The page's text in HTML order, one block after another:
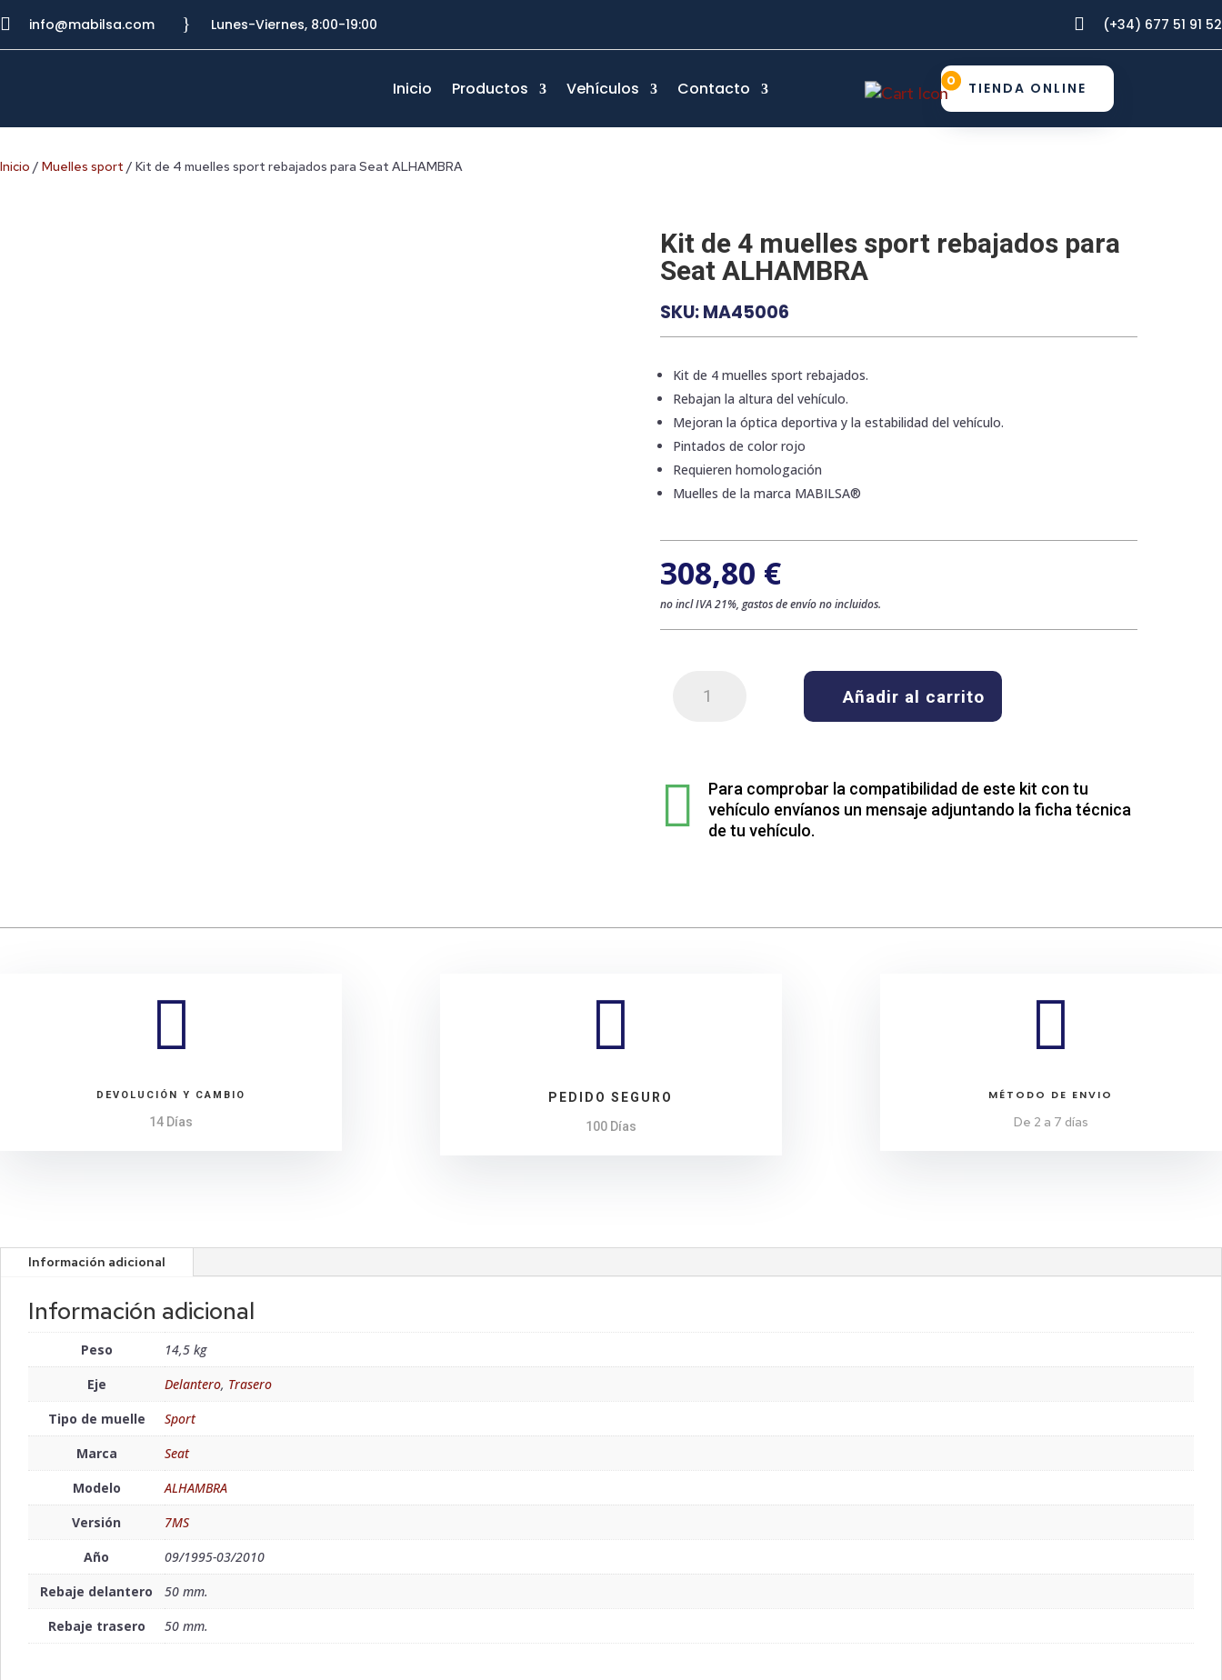
 info@mabilsa.com } Lunes-Viernes, 8:00-19:00  (+34) 677 51 91 52
Inicio Productos Vehículos Contacto TIENDA ONLINE
0
Inicio / Muelles sport / Kit de 4 muelles sport rebajados para Seat ALHAMBRA
Kit de 4 muelles sport rebajados para
Seat ALHAMBRA
SKU:MA45006
Kit de 4 muelles sport rebajados.
Rebajan la altura del vehículo.
Mejoran la óptica deportiva y la estabilidad del vehículo.
Pintados de color rojo
Requieren homologación
Muelles de la marca MABILSA®
308,80 €
no incl IVA 21%, gastos de envío no incluidos.
rebajados
Seat
Añadir al carrito

Para comprobar la compatibilidad de este kit con tu
vehículo envíanos un mensaje adjuntando la ficha técnica
de tu vehículo.

DEVOLUCIÓN Y CAMBIO
14 Días

PEDIDO SEGURO
100 Días

MÉTODO DE ENVIO
De 2 a 7 días
Información adicional
Información adicional
Peso
14,5 kg
Eje
Delantero, Trasero
Tipo de muelle
Sport
Marca
Seat
Modelo
ALHAMBRA
Versión
7MS
Año
09/1995-03/2010
Rebaje delantero
50 mm.
Rebaje trasero
50 mm.